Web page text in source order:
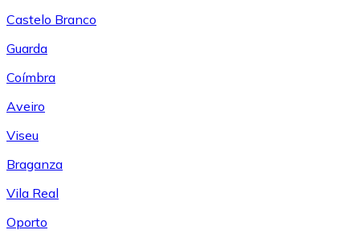
Castelo Branco
Guarda
Coímbra
Aveiro
Viseu
Braganza
Vila Real
Oporto